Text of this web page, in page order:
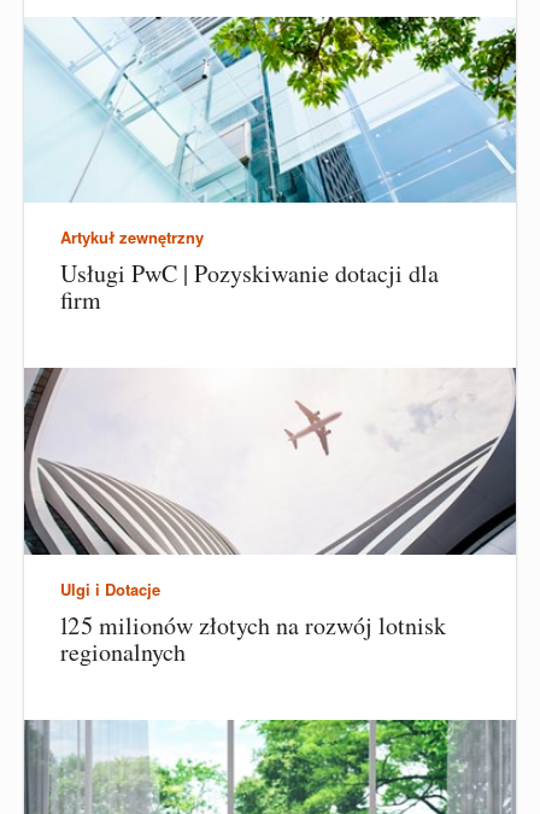
Artykuł zewnętrzny
Usługi PwC | Pozyskiwanie dotacji dla
firm
Ulgi i Dotacje
125 milionów złotych na rozwój lotnisk
regionalnych